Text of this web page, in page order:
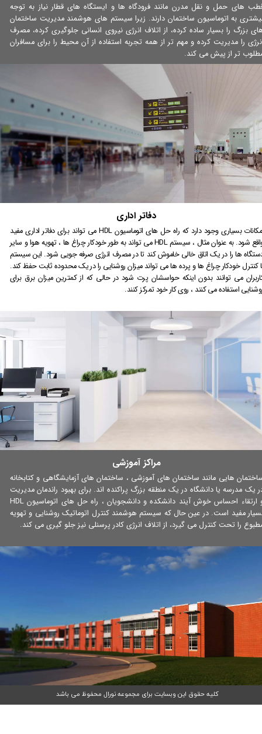
های حمل و نقل مدرن مانند فرودگاه ها و ایستگاه های قطار نیاز به توجه
به اتوماسیون ساختمان دارند. زیرا سیستم های هوشمند مدیریت ساختمان
بزرگ را بسیار ساده کرده، از اتلاف انرژی نیروی انسانی جلوگیری کرده، مصرف
را مدیریت کرده و مهم تر از همه تجربه استفاده از آن محیط را برای مسافران
تر از پیش می کند.
دفاتر اداری
امکانات بسیاری وجود دارد که راه حل های اتوماسیون HDL می تواند برای دفاتر اداری مفید
واقع شود. به عنوان مثال ، سیستم HDL می تواند به طور خودکار چراغ ها ، تهویه هوا و سایر
ها را در یک اتاق خالی خاموش کند تا در مصرف انرژی صرفه جویی شود. این سیستم
کنترل خودکار چراغ ها و پرده ها می تواند میزان روشنایی را در یک محدوده ثابت حفظ کند.
می توانند بدون اینکه حواسشان پرت شود در حالی که از کمترین میزان برق برای
استفاده می کنند ، روی کار خود تمرکز کنند.
مراکز آموزشی
هایی مانند ساختمان های آموزشی ، ساختمان های آزمایشگاهی و کتابخانه
یک مدرسه یا دانشگاه در یک منطقه بزرگ پراکنده اند. برای بهبود راندمان مدیریت
و ارتقاء احساس خوش آیند دانشکده و دانشجویان ، راه حل های اتوماسیون HDL
مفید است. در عین حال که سیستم هوشمند کنترل اتوماتیک روشنایی و تهویه
را تحت کنترل می گیرد، از اتلاف انرژی کادر پرسنلی نیز جلو گیری می کند.
کلیه حقوق این وبسایت برای مجموعه نورال محفوظ می باشد